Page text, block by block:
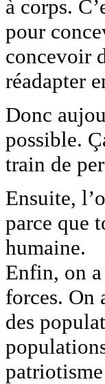
à corps.
pour
concevoir
réadapter
Donc
possible.
train de
Ensuite,
parce que
humaine.
Enfin, on
forces. On
des